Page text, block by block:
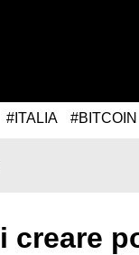
#ITALIA #BITCOIN
creare